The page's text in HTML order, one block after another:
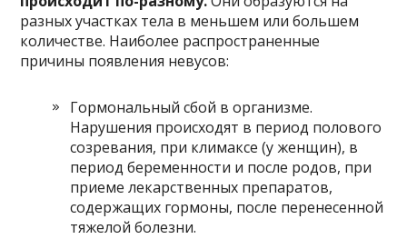
разных участках тела в меньшем или большем
количестве. Наиболее распространенные
причины появления невусов:
Гормональный сбой в организме.
Нарушения происходят в период полового
созревания, при климаксе (у женщин), в
период беременности и после родов, при
приеме лекарственных препаратов,
содержащих гормоны, после перенесенной
тяжелой болезни.